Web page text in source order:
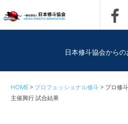
日本修斗協会から
HOME プロフェッショナル修斗
プロ修
主催興行 試合結果